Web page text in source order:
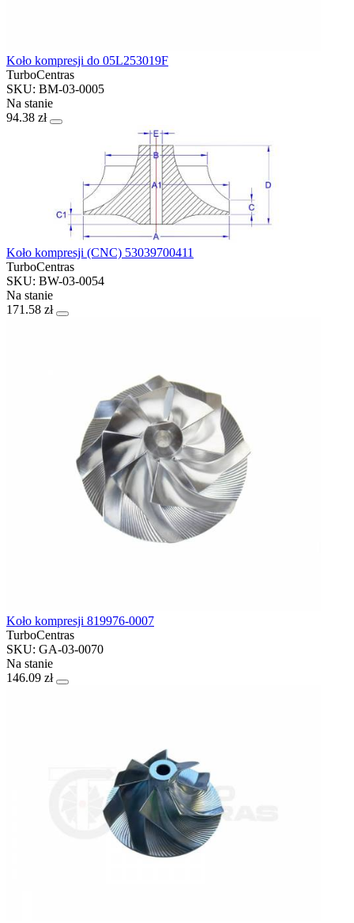
Koło kompresji do 05L253019F
TurboCentras
SKU: BM-03-0005
Na stanie
94.38 zł
Koło kompresji (CNC) 53039700411
TurboCentras
SKU: BW-03-0054
Na stanie
171.58 zł
Koło kompresji 819976-0007
TurboCentras
SKU: GA-03-0070
Na stanie
146.09 zł